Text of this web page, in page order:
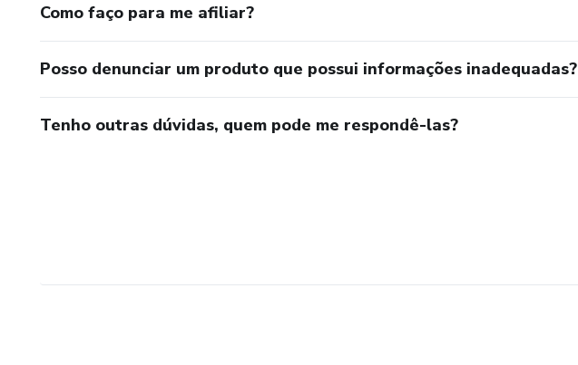
Como faço para me afiliar?
Posso denunciar um produto que possui informações inadequadas?
Tenho outras dúvidas, quem pode me respondê-las?